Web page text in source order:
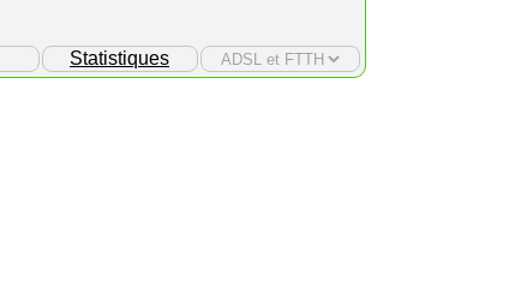
Statistiques